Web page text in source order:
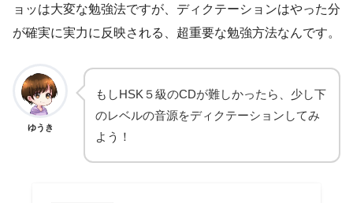
ョッは大変な勉強法ですが、 ディクテーションはやった分
が確実に実力に反映される、超重要な勉強方法なんです。
ゆうき
もしHSK５級のCDが難しかったら、少し下
のレベルの音源をディクテーションしてみ
よう！